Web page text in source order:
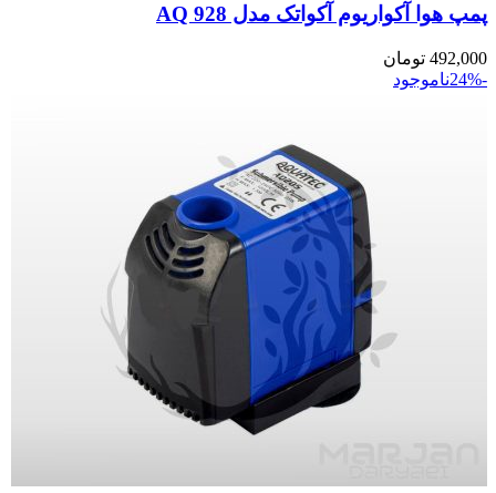
پمپ هوا آکواریوم آکواتک مدل AQ 928
492,000 تومان
-24%
ناموجود